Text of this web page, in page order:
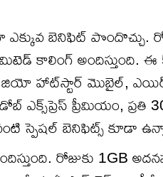
బెనిఫిట్ పొందొచ్చు.
కాలింగ్‌ అందిస్తుంది. ఈ
హాట్‌స్టార్ మొబైల్, ఎయిర్‌టెల్
ఎక్స్‌ప్రెస్ ప్రీమియం, ప్రతి
స్పెషల్ బెనిఫిట్స్ కూడా
రోజుకు 1GB